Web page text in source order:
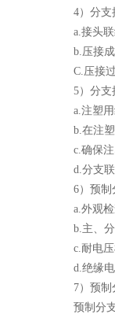
4）分
a.接头
b.压接
C.压接
5）分
a.注塑
b.在注
c.确保
d.分支
6）预
a.外观
b.主、
c.耐电
d.绝缘
7）预
预制分